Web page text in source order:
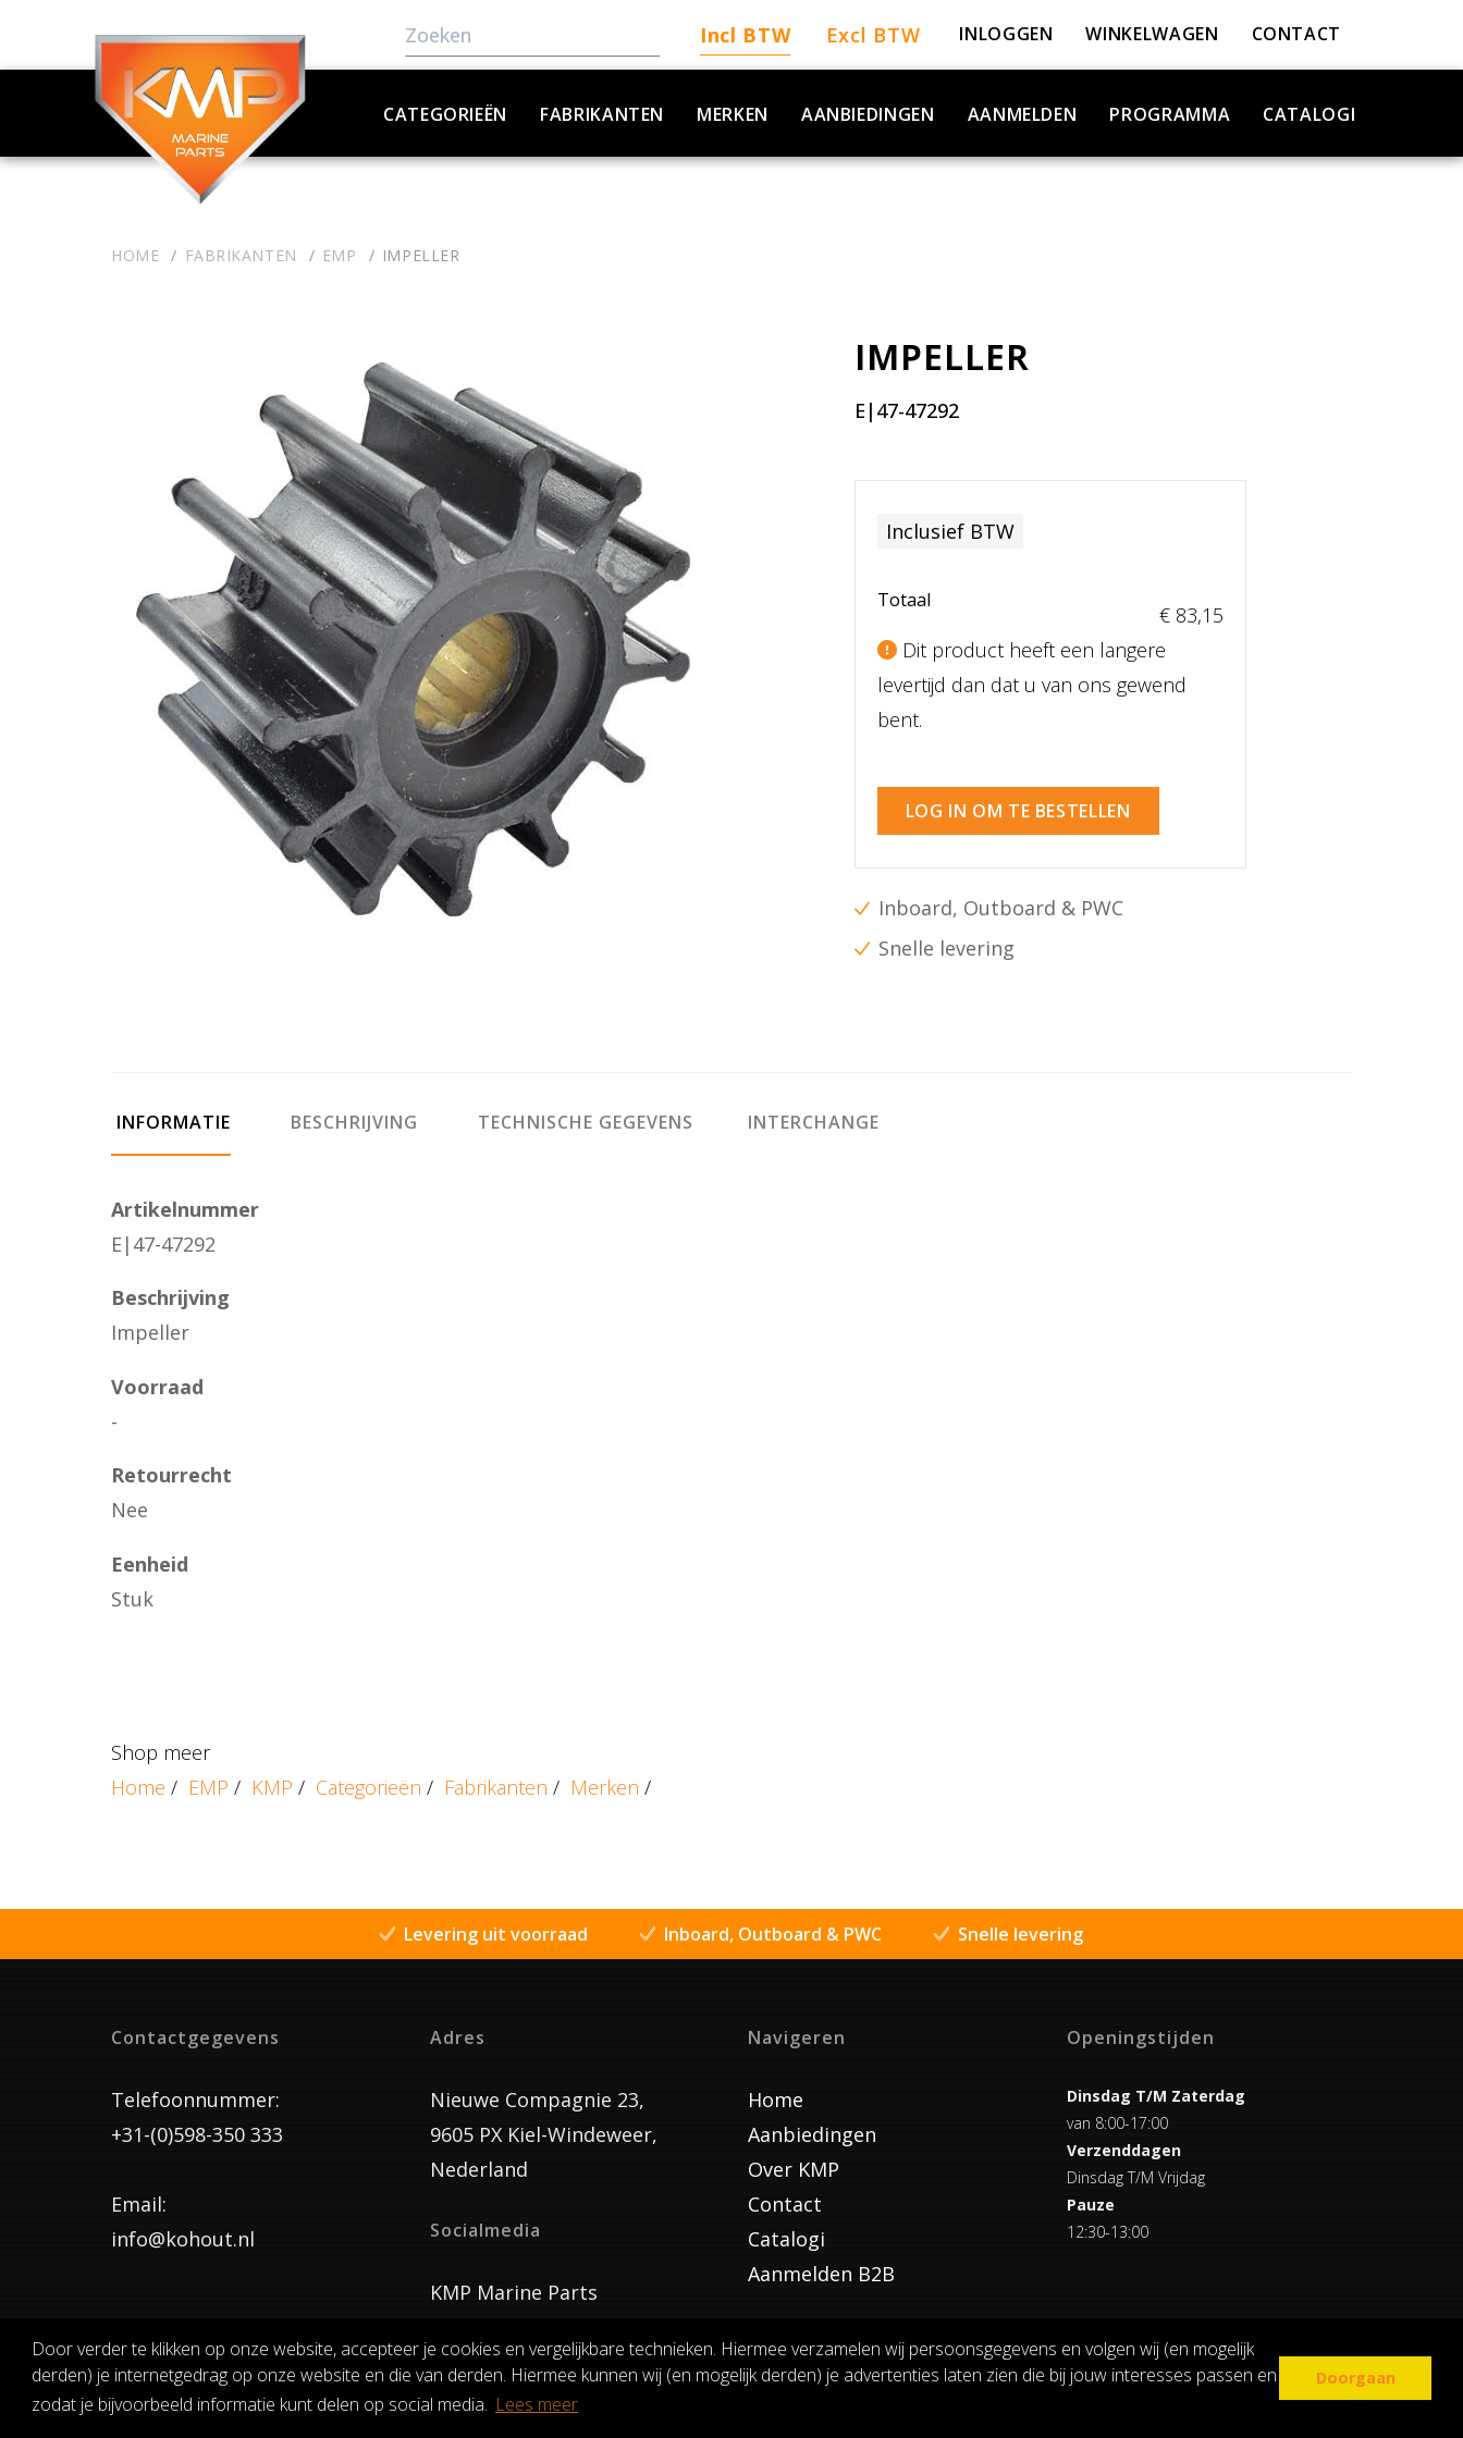
Door verder te klikken op onze website, accepteer je cookies en vergelijkbare technieken. Hiermee verzamelen wij persoonsgegevens en volgen wij (en mogelijk
derden) je internetgedrag op onze website en die van derden. Hiermee kunnen wij (en mogelijk derden) je advertenties laten zien die bij jouw interesses passen en
zodat je bijvoorbeeld informatie kunt delen op social media. Lees meer
Doorgaan
Incl BTW Excl BTW INLOGGEN WINKELWAGEN CONTACT
CATEGORIEËN FABRIKANTEN MERKEN AANBIEDINGEN AANMELDEN PROGRAMMA CATALOGI
HOME FABRIKANTEN EMP IMPELLER
IMPELLER
E|47-47292
Inclusief BTW
Totaal
€ 83,15
Dit product heeft een langere
levertijd dan dat u van ons gewend
bent.
LOG IN OM TE BESTELLEN
Inboard, Outboard & PWC
Snelle levering
INFORMATIE BESCHRIJVING TECHNISCHE GEGEVENS INTERCHANGE
Artikelnummer
E|47-47292
Beschrijving
Impeller
Voorraad
-
Retourrecht
Nee
Eenheid
Stuk
Shop meer
Home / EMP / KMP / Categorieën / Fabrikanten / Merken /
Levering uit voorraad Inboard, Outboard & PWC Snelle levering
Contactgegevens
Telefoonnummer:
+31-(0)598-350 333
Email:
info@kohout.nl
Adres
Nieuwe Compagnie 23,
9605 PX Kiel-Windeweer,
Nederland
Socialmedia
KMP Marine Parts
Navigeren
Home
Aanbiedingen
Over KMP
Contact
Catalogi
Aanmelden B2B
Openingstijden
Dinsdag T/M Zaterdag
van 8:00-17:00
Verzenddagen
Dinsdag T/M Vrijdag
Pauze
12:30-13:00
ALGEMENE VOORWAARDEN